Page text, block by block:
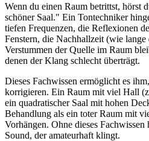
Wenn du einen Raum betrittst, hörst
schöner Saal." Ein Tontechniker
tiefen Frequenzen, die Reflexionen
Fenstern, die Nachhallzeit (wie
Verstummen der Quelle im Raum
denen der Klang schlecht überträgt.
Dieses Fachwissen ermöglicht es
korrigieren. Ein Raum mit viel Hall
ein quadratischer Saal mit hohen
Behandlung als ein toter Raum mit
Vorhängen. Ohne dieses
Sound, der amateurhaft klingt.